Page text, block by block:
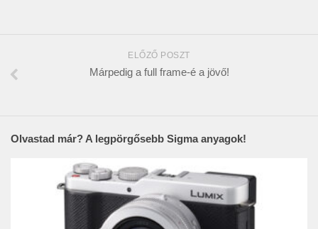
ELŐZŐ POSZT
Márpedig a full frame-é a jövő!
Olvastad már? A legpörgősebb Sigma anyagok!